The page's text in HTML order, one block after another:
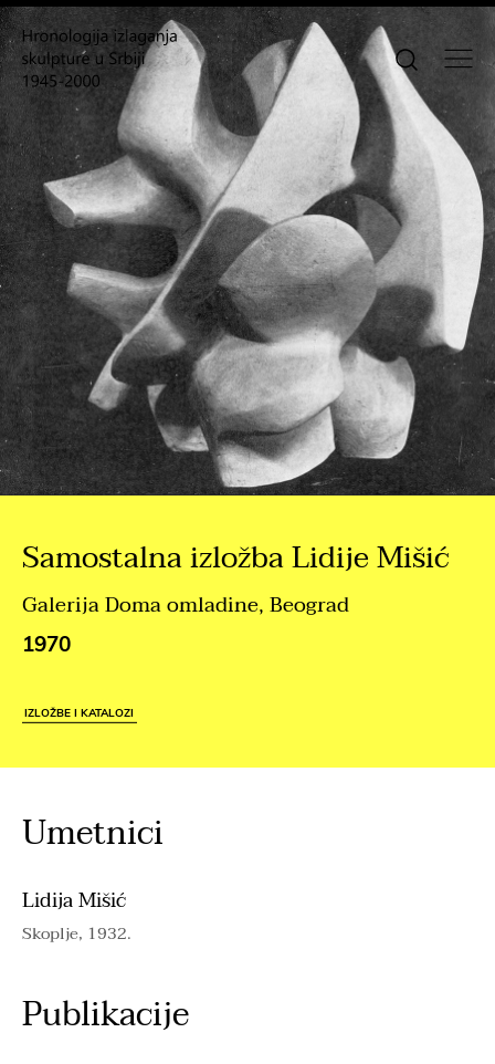
Samostalna izložba Lidije Mišić
Galerija Doma omladine, Beograd
1970
IZLOŽBE I KATALOZI
Umetnici
Lidija Mišić
Skoplje, 1932.
Publikacije